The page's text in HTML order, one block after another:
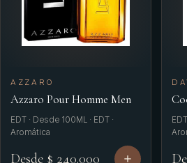
AZZARO
Azzaro Pour Homme Men
EDT · Desde 100ML · EDT ·
Aromática
Desde $ 240.000